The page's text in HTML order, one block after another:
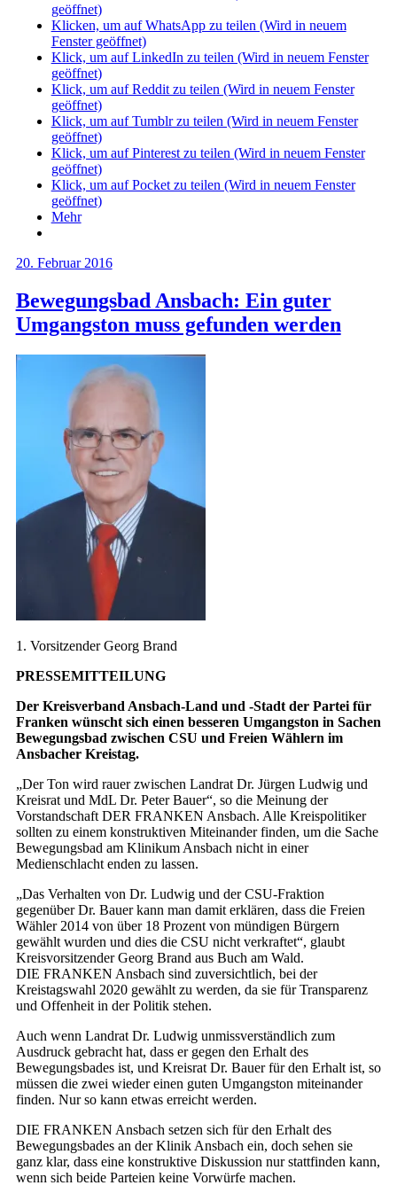
geöffnet)
Klicken, um auf WhatsApp zu teilen (Wird in neuem
Fenster geöffnet)
Klick, um auf LinkedIn zu teilen (Wird in neuem Fenster
geöffnet)
Klick, um auf Reddit zu teilen (Wird in neuem Fenster
geöffnet)
Klick, um auf Tumblr zu teilen (Wird in neuem Fenster
geöffnet)
Klick, um auf Pinterest zu teilen (Wird in neuem Fenster
geöffnet)
Klick, um auf Pocket zu teilen (Wird in neuem Fenster
geöffnet)
Mehr
20. Februar 2016
Bewegungsbad Ansbach: Ein guter
Umgangston muss gefunden werden
1. Vorsitzender Georg Brand
PRESSEMITTEILUNG
Der Kreisverband Ansbach-Land und -Stadt der Partei für
Franken wünscht sich einen besseren Umgangston in Sachen
Bewegungsbad zwischen CSU und Freien Wählern im
Ansbacher Kreistag.
„Der Ton wird rauer zwischen Landrat Dr. Jürgen Ludwig und
Kreisrat und MdL Dr. Peter Bauer“, so die Meinung der
Vorstandschaft DER FRANKEN Ansbach. Alle Kreispolitiker
sollten zu einem konstruktiven Miteinander finden, um die Sache
Bewegungsbad am Klinikum Ansbach nicht in einer
Medienschlacht enden zu lassen.
„Das Verhalten von Dr. Ludwig und der CSU-Fraktion
gegenüber Dr. Bauer kann man damit erklären, dass die Freien
Wähler 2014 von über 18 Prozent von mündigen Bürgern
gewählt wurden und dies die CSU nicht verkraftet“, glaubt
Kreisvorsitzender Georg Brand aus Buch am Wald.
DIE FRANKEN Ansbach sind zuversichtlich, bei der
Kreistagswahl 2020 gewählt zu werden, da sie für Transparenz
und Offenheit in der Politik stehen.
Auch wenn Landrat Dr. Ludwig unmissverständlich zum
Ausdruck gebracht hat, dass er gegen den Erhalt des
Bewegungsbades ist, und Kreisrat Dr. Bauer für den Erhalt ist, so
müssen die zwei wieder einen guten Umgangston miteinander
finden. Nur so kann etwas erreicht werden.
DIE FRANKEN Ansbach setzen sich für den Erhalt des
Bewegungsbades an der Klinik Ansbach ein, doch sehen sie
ganz klar, dass eine konstruktive Diskussion nur stattfinden kann,
wenn sich beide Parteien keine Vorwürfe machen.